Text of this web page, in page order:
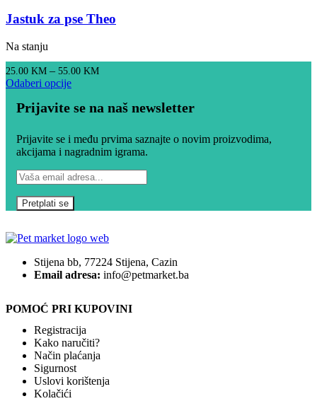
Jastuk za pse Theo
Na stanju
25.00 KM – 55.00 KM
Odaberi opcije
Prijavite se na naš newsletter
Prijavite se i među prvima saznajte o novim proizvodima,
akcijama i nagradnim igrama.
Stijena bb, 77224 Stijena, Cazin
Email adresa: info@petmarket.ba
POMOĆ PRI KUPOVINI
Registracija
Kako naručiti?
Način plaćanja
Sigurnost
Uslovi korištenja
Kolačići